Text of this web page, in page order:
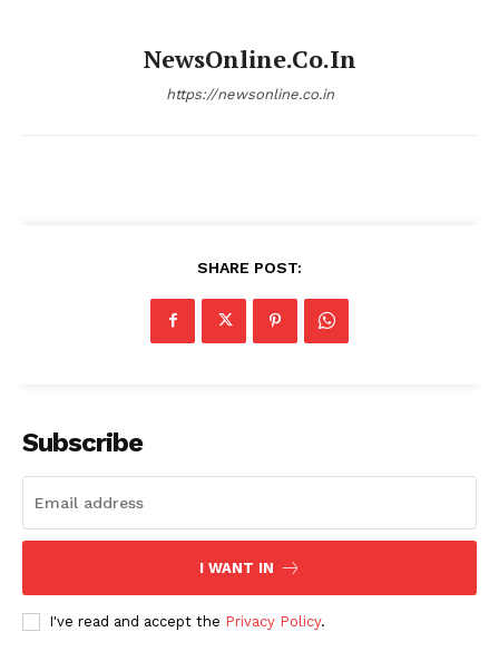
NewsOnline.co.in
https://newsonline.co.in
SHARE POST:
Subscribe
I WANT IN
I've read and accept the Privacy Policy.